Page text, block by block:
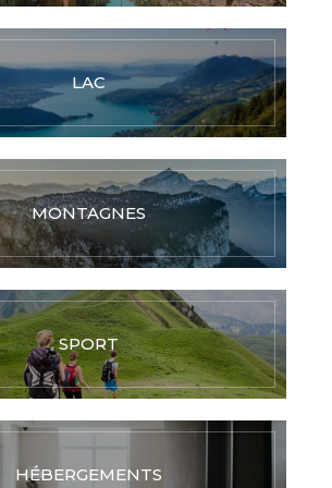
LAC
MONTAGNES
SPORT
HÉBERGEMENTS